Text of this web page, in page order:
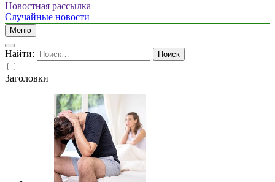
Новостная рассылка
Случайные новости
Меню
Найти:
Заголовки